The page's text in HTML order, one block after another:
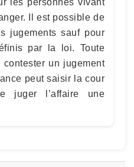
les personnes vivant
Il est possible de
jugements sauf pour
par la loi. Toute
un jugement
peut saisir la cour
juger l’affaire une